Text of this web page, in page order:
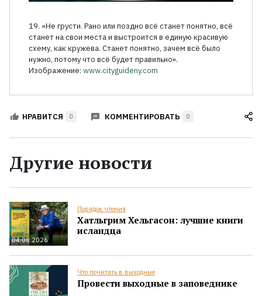
19. «Не грусти. Рано или поздно всё станет понятно, всё
станет на свои места и выстроится в единую красивую
схему, как кружева. Станет понятно, зачем всё было
нужно, потому что всё будет правильно».
Изображение: www.cityguideny.com
НРАВИТСЯ 0 КОММЕНТИРОВАТЬ 0
Другие новости
04.08.2026
Порядок чтения
Хатльгрим Хельгасон: лучшие книги
исландца
Что почитать в выходные
Провести выходные в заповеднике